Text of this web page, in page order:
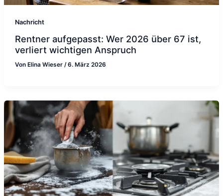
Nachricht
Rentner aufgepasst: Wer 2026 über 67 ist,
verliert wichtigen Anspruch
Von Elina Wieser /6. März 2026